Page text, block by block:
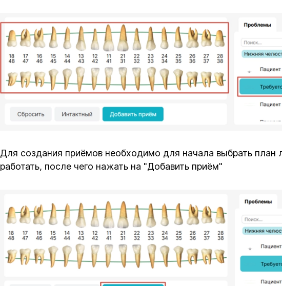
Для создания приёмов необходимо для начала выбрать план
работать, после чего нажать на "Добавить приём"